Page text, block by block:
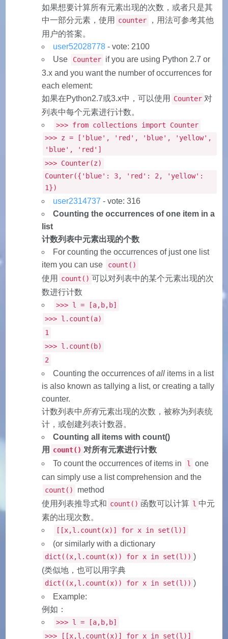
如果想要计算所有元素出现的次数，或者只是其
中一部分元素，使用
counter
，用法可参考其他
用户的答案。
user52028778 - vote: 2100
Use
Counter if you are using Python 2.7 or
3.x and you want the number of occurrences for
each element:
如果在Python2.7或3.x中，可以使用
Counter 对
列表中每个元素进行计数。
>>> from collections import Counter
>>> z = ['blue', 'red', 'blue', 'yellow',
'blue', 'red']
>>> Counter(z)
Counter({'blue': 3, 'red': 2, 'yellow':
1})
user2314737 - vote: 316
Counting the occurrences of one item in a
list
计数列表中元素出现的个数
For counting the occurrences of just one list
item you can use
count()
使用 count() 可以对列表中的某个元素出现的次
数进行计数
>>> l = [a,b,b]
>>> l.count(a)
1
>>> l.count(b)
2
Counting the occurrences ofall items in a list
is also known as tallying a list, or creating a tally
counter.
计数列表中 所有元素出现的次数，被称为列表统
计，或创建列表计数器。
Counting all items with count()
用
count() 对所有元素进行计数
To count the occurrences of items in
l
one
can simply use a list comprehension and the
count()
method
使用列表推导式和 count() 函数可以计算 l 中元
素的出现次数。
[[x,l.count(x)] for x in set(l)]
(or similarly with a dictionary
dict((x,l.count(x)) for x in set(l)) )
(类似地，也可以用字典
dict((x,l.count(x)) for x in set(l)) )
Example:
例如：
>>> l = [a,b,b]
>>> [[x,l.count(x)] for x in set(l)]